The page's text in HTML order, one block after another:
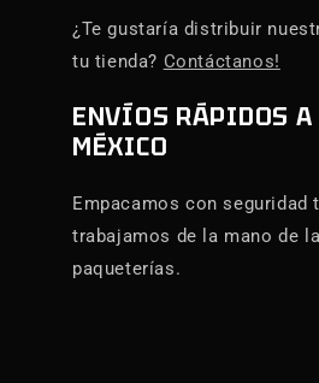
¿Te gustaría distribuir
tu tienda? Contáctanos!
ENVÍOS RÁPIDOS A
MÉXICO
Empacamos con seguridad
trabajamos de la mano de
paqueterías.